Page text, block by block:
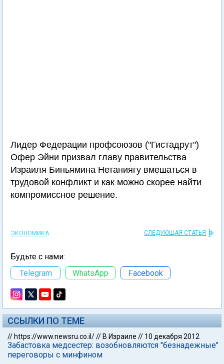
Лидер Федерации профсоюзов ("Гистадрут")
Офер Эйни призвал главу правительства
Израиля Биньямина Нетаниягу вмешаться в
трудовой конфликт и как можно скорее найти
компромиссное решение.
ЭКОНОМИКА СЛЕДУЮЩАЯ СТАТЬЯ
Будьте с нами:
Telegram
WhatsApp Facebook
ССЫЛКИ ПО ТЕМЕ
// https://www.newsru.co.il/// В Израиле // 10 декабря 2012
Забастовка медсестер: возобновляются "безнадежные"
переговоры с минфином